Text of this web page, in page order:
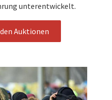
unterentwickelt.
Auktionen